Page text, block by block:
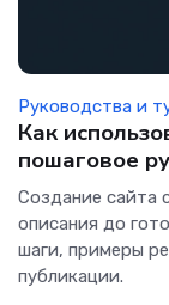
Руководства и
Как
пошаговое
Создание сайта
описания до
шаги, примеры
публикации.